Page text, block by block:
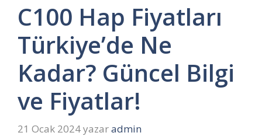
C100 Hap Fiyatları
Türkiye’de Ne
Kadar? Güncel Bilgi
ve Fiyatlar!
21 Ocak 2024yazaradmin